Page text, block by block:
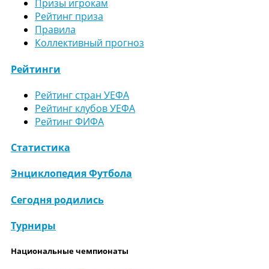
Призы игрокам
Рейтинг приза
Правила
Коллективный прогноз
Рейтинги
Рейтинг стран УЕФА
Рейтинг клубов УЕФА
Рейтинг ФИФА
Статистика
Энциклопедия Футбола
Сегодня родились
Турниры
Национальные чемпионаты